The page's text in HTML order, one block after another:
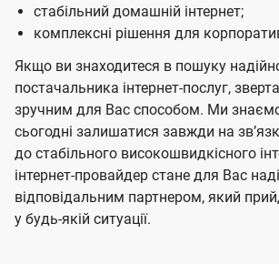
стабільний домашній інтернет;
комплексні рішення для
Якщо ви знаходитеся в пошуку
постачальника інтернет-послуг,
зручним для Вас способом. Ми
сьогодні залишатися завжди на
до стабільного високошвидкісного
інтернет-провайдер стане для Вас
відповідальним партнером, який
у будь-якій ситуації.